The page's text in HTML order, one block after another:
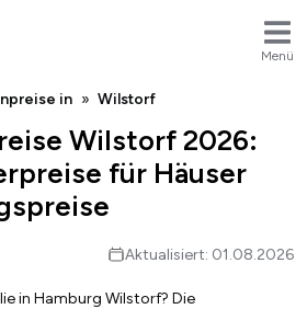
Menü
in Wilstorf
Wilstorf 2026:
für Häuser
Aktualisiert: 01.08.2026
in Hamburg Wilstorf? Die